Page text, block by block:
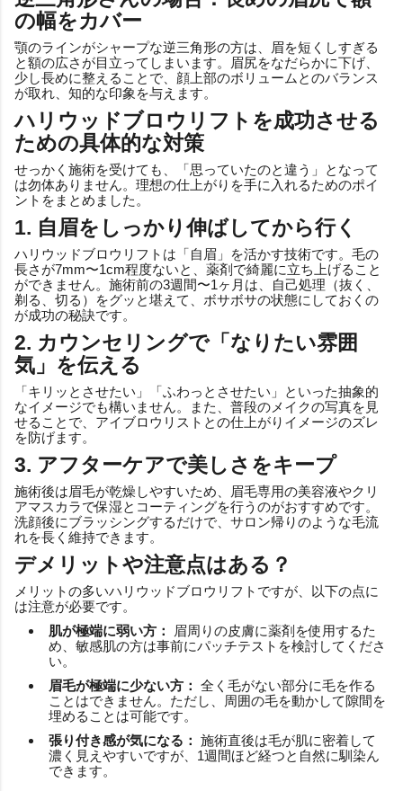
の幅をカバー
顎のラインがシャープな逆三角形の方は、眉を短くしすぎる
と額の広さが目立ってしまいます。眉尻をなだらかに下げ、
少し長めに整えることで、顔上部のボリュームとのバランス
が取れ、知的な印象を与えます。
ハリウッドブロウリフトを成功させる
ための具体的な対策
せっかく施術を受けても、「思っていたのと違う」となって
は勿体ありません。理想の仕上がりを手に入れるためのポイ
ントをまとめました。
1. 自眉をしっかり伸ばしてから行く
ハリウッドブロウリフトは「自眉」を活かす技術です。毛の
長さが7mm〜1cm程度ないと、薬剤で綺麗に立ち上げること
ができません。施術前の3週間〜1ヶ月は、自己処理（抜く、
剃る、切る）をグッと堪えて、ボサボサの状態にしておくの
が成功の秘訣です。
2. カウンセリングで「なりたい雰囲
気」を伝える
「キリッとさせたい」「ふわっとさせたい」といった抽象的
なイメージでも構いません。また、普段のメイクの写真を見
せることで、アイブロウリストとの仕上がりイメージのズレ
を防げます。
3. アフターケアで美しさをキープ
施術後は眉毛が乾燥しやすいため、眉毛専用の美容液やクリ
アマスカラで保湿とコーティングを行うのがおすすめです。
洗顔後にブラッシングするだけで、サロン帰りのような毛流
れを長く維持できます。
デメリットや注意点はある？
メリットの多いハリウッドブロウリフトですが、以下の点に
は注意が必要です。
肌が極端に弱い方：
眉周りの皮膚に薬剤を使用するた
め、敏感肌の方は事前にパッチテストを検討してくださ
い。
眉毛が極端に少ない方： 全く毛がない部分に毛を作る
ことはできません。ただし、周囲の毛を動かして隙間を
埋めることは可能です。
張り付き感が気になる： 施術直後は毛が肌に密着して
濃く見えやすいですが、1週間ほど経つと自然に馴染ん
できます。